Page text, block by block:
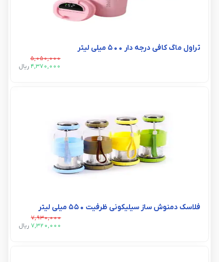
تراول ماگ کافی درجه دار 500 میلی لیتر
5,050,000
4,370,000 ريال
فلاسک دمنوش ساز سیلیکونی ظرفیت 550 میلی لیتر
7,930,000
7,320,000 ريال